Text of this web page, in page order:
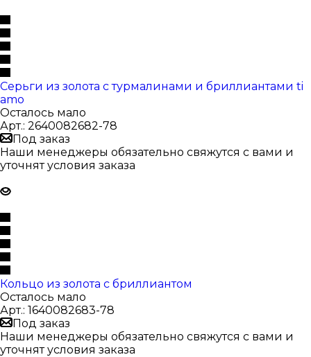
Серьги из золота с турмалинами и бриллиантами ti
amo
Осталось мало
Арт.: 2640082682-78
Под заказ
Наши менеджеры обязательно свяжутся с вами и
уточнят условия заказа
Кольцо из золота с бриллиантом
Осталось мало
Арт.: 1640082683-78
Под заказ
Наши менеджеры обязательно свяжутся с вами и
уточнят условия заказа